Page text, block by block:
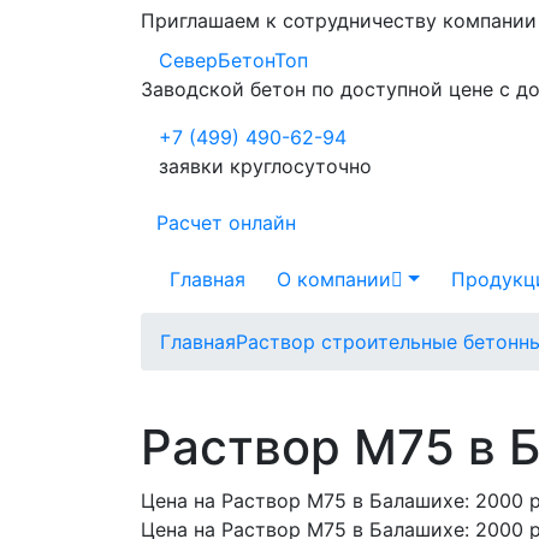
Приглашаем к сотрудничеству
СеверБетонТоп
Заводской бетон по доступной цене с
+7 (499) 490-62-94
заявки круглосуточно
Расчет онлайн
Главная О компании
ГлавнаяРаствор строительные
Раствор М75 в
Цена на Раствор М75 в Балашихе: 2000
Цена на Раствор М75 в Балашихе: 2000